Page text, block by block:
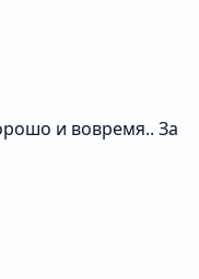
и вовремя.. За